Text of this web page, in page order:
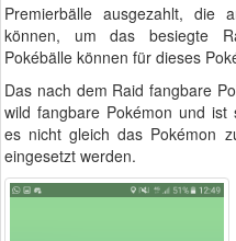
Premierbälle ausgezahlt, die
können, um das besiegte
Pokébälle können für dieses
Das nach dem Raid fangbare
wild fangbare Pokémon und ist
es nicht gleich das Pokémon
eingesetzt werden.